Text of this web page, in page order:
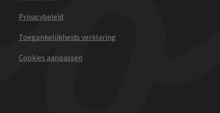
Privacybeleid
Toegankelijkheids verklaring
Cookies aanpassen